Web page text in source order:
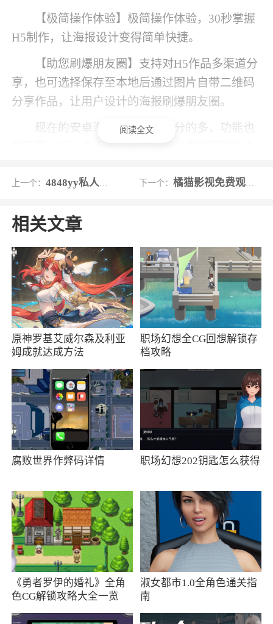
【极简操作体验】极简操作体验，30秒掌握
H5制作，让海报设计变得简单快捷。
【助您刷爆朋友圈】支持对H5作品多渠道分
享，也可选择保存至本地后通过图片自带二维码
分享作品，让用户设计的海报刷爆朋友圈。
现在的安卓海报制作软件十分的多，功能也
相信一定能够帮助到大家。
软件特色
1、功能丰富，提供了图片、文字、音乐、视
频、报名表单、直拨电话、链接等常用功能，此
外还提供了涂抹、指纹、图集等特效功能，满足
各种海报设计功能需求，让用户做出功能多样的
微场景
2、丰富的现成功能组合，通过功能组合，优
化了功能使用的流程，使用户能一次性使用组合
好的功能，便利了用户操作，让海报设计不在困
难
3、一键分享，多渠道推广，作品支持一键分
享至微信、朋友圈、微博、QQ、QQ空间等社交
媒体，实现高效传播营销，刷爆朋友圈
4、一键生成H5创作只需几秒钟，拜年贺
卡、生日祝福、宝宝照、旅游照统统一键生成，
摇一摇还可以更换模板。还可以分享至微信朋友
圈，微博，QQ群和QQ空间等
5、手机&电脑跨平台操作手机与电脑的场景
数据互通，登录app可编辑、分享、管理电脑上的
场景
阅读全文
上一个：4848yy私人影院 下一个：橘猫影视免费观看版
相关文章
原神罗基艾威尔森及利亚
姆成就达成方法
职场幻想全CG回想解锁存
档攻略
腐败世界作弊码详情 职场幻想202钥匙怎么获得
《勇者罗伊的婚礼》全角
色CG解锁攻略大全一览
淑女都市1.0全角色通关指
南